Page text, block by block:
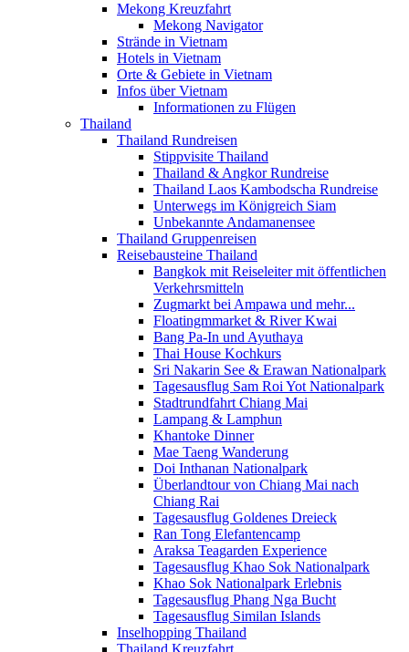
Mekong Kreuzfahrt
Mekong Navigator
Strände in Vietnam
Hotels in Vietnam
Orte & Gebiete in Vietnam
Infos über Vietnam
Informationen zu Flügen
Thailand
Thailand Rundreisen
Stippvisite Thailand
Thailand & Angkor Rundreise
Thailand Laos Kambodscha Rundreise
Unterwegs im Königreich Siam
Unbekannte Andamanensee
Thailand Gruppenreisen
Reisebausteine Thailand
Bangkok mit Reiseleiter mit öffentlichen
Verkehrsmitteln
Zugmarkt bei Ampawa und mehr...
Floatingmmarket & River Kwai
Bang Pa-In und Ayuthaya
Thai House Kochkurs
Sri Nakarin See & Erawan Nationalpark
Tagesausflug Sam Roi Yot Nationalpark
Stadtrundfahrt Chiang Mai
Lampang & Lamphun
Khantoke Dinner
Mae Taeng Wanderung
Doi Inthanan Nationalpark
Überlandtour von Chiang Mai nach
Chiang Rai
Tagesausflug Goldenes Dreieck
Ran Tong Elefantencamp
Araksa Teagarden Experience
Tagesausflug Khao Sok Nationalpark
Khao Sok Nationalpark Erlebnis
Tagesausflug Phang Nga Bucht
Tagesausflug Similan Islands
Inselhopping Thailand
Thailand Kreuzfahrt